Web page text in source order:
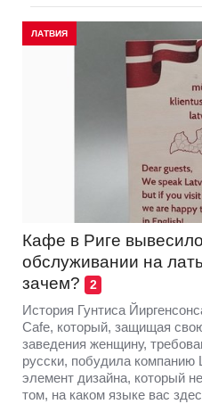
ЛАТВИЯ
Кафе в Риге
обслуживании на
зачем?
2
История Гунтиса
Cafe, который, защищая
заведения женщину,
русски, побудила компанию
элемент дизайна, который
том, на каком языке вас